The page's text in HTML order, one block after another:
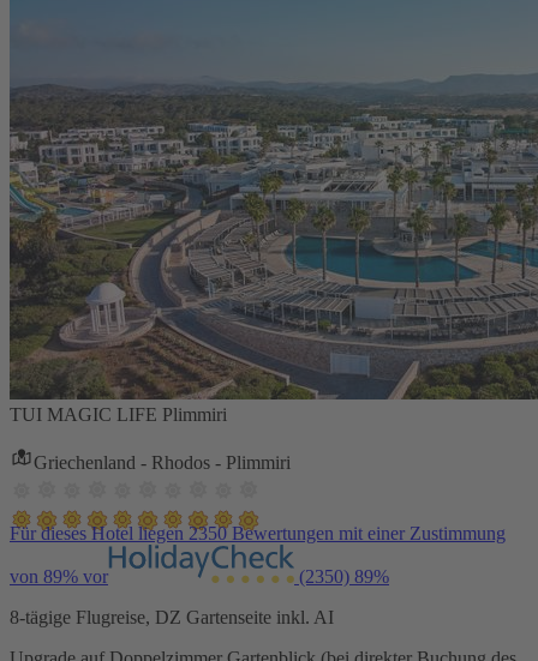
TUI MAGIC LIFE Plimmiri
Griechenland - Rhodos - Plimmiri
Für dieses Hotel liegen 2350 Bewertungen mit einer Zustimmung
von 89% vor (2350) 89%
8-tägige Flugreise, DZ Gartenseite inkl. AI